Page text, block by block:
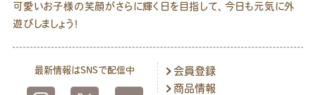
可愛いお子様の笑顔がさらに輝く日を目指して、今日も元気に外
遊びしましょう！
最新情報はSNSで配信中
会員登録
商品情報